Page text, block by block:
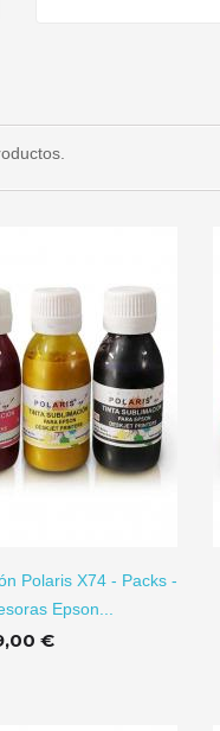
Transfer
F100...
1,79 €
Taza De
Polaris X74 - Packs -
Epson...
€